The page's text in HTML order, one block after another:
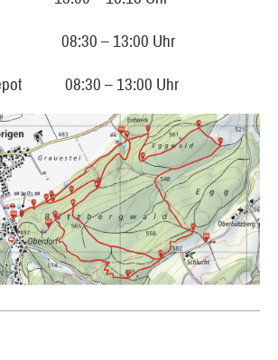
– 13:00 Uhr
08:30 – 13:00 Uhr